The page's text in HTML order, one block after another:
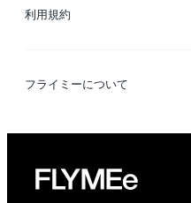
利用規約
利用規約
フライミーについて